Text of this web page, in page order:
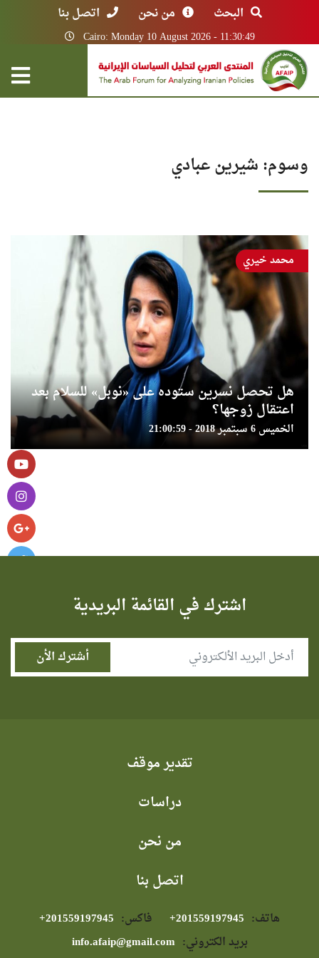
البحث من نحن اتصل بنا
Cairo: Monday 10 August 2026 - 11:30:49
وسوم: شيرين عبادي
هل تحصل نسرين ستوده على «نوبل» للسلام بعد
اعتقال زوجها؟
الخميس 6 سبتمبر 2018 - 21:00:59
محمد خيري
اشترك في القائمة البريدية
تقدير موقف
دراسات
من نحن
اتصل بنا
هاتف: فاكس:
بريد الكتروني: info.afaip@gmail.com